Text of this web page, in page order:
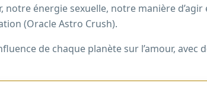
notre énergie sexuelle, notre manière
(Oracle Astro Crush).
de chaque planète sur l’amour,